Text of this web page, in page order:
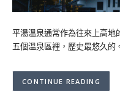
平湯溫泉通常作為往來上高地
五個溫泉區裡，歷史最悠久
CONTINUE READING